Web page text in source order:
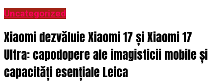
Uncategorized
Xiaomi dezvăluie Xiaomi 17 și Xiaomi 17
Ultra: capodopere ale imagisticii mobile și
capacități esențiale Leica